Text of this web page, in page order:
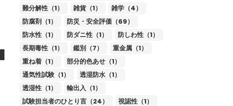
難分解性（1）
雑貨（1）
雑学（4）
防腐剤（1）
防災・安全評価（69）
防水性（1）
防ダニ性（1）
防しわ性（1）
長期毒性（1）
鑑別（7）
重金属（1）
重ね着（1）
部分的色あせ（1）
通気性試験（1）
透湿防水（1）
透湿性（1）
輸出入（1）
試験担当者のひとり言（24）
視認性（1）